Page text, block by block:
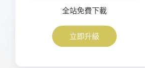
全站免費下載
立即升級